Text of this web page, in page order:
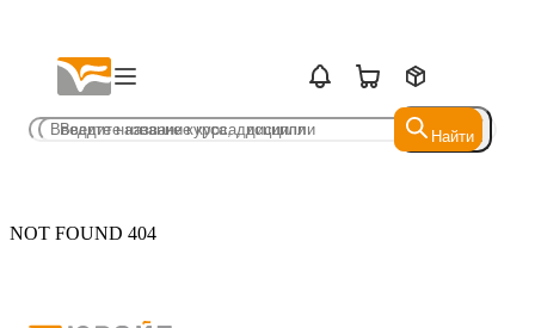
Найти
Найти
NOT FOUND 404